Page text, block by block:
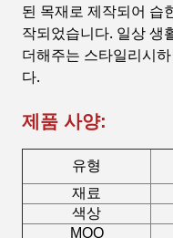
된 목재로 제작되어 습
작되었습니다. 일상 생
더해주는 스타일리시
다.
제품 사양:
유형
재료
색상
MOQ